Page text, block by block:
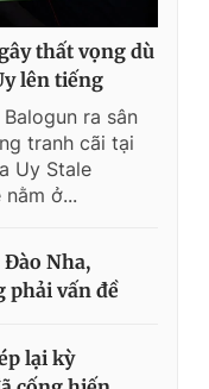
thất vọng dù
lên tiếng
ra sân
tranh cãi tại
Uy Stale
ở...
Nha,
phải vấn đề
lại kỳ